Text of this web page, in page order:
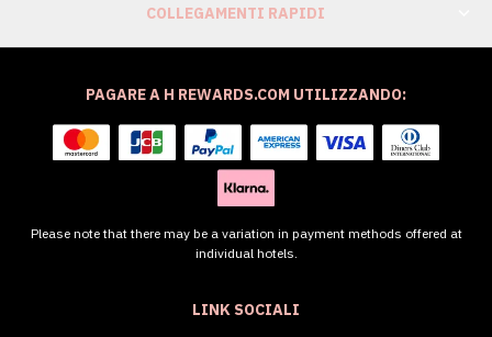
COLLEGAMENTI RAPIDI
LINK SOCIALI
PAGARE A H REWARDS.COM UTILIZZANDO:
Please note that there may be a variation in payment methods offered at
individual hotels.